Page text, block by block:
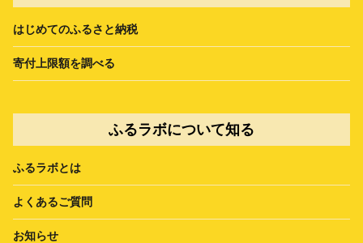
はじめてのふるさと納税
寄付上限額を調べる
ふるラボについて知る
ふるラボとは
よくあるご質問
お知らせ